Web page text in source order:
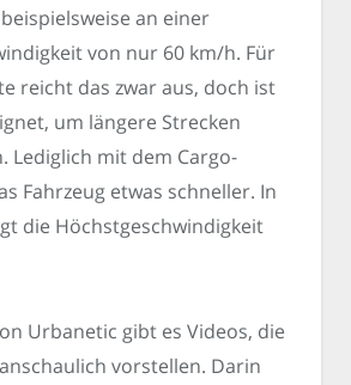
an einer
von nur 60 km/h. Für
reicht das zwar aus, doch ist
um längere Strecken
Lediglich mit dem Cargo-
Fahrzeug etwas schneller. In
die Höchstgeschwindigkeit
Urbanetic gibt es Videos, die
vorstellen. Darin